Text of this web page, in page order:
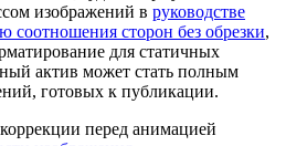
изображений в руководстве
соотношения сторон без обрезки,
для статичных
актив может стать полным
готовых к публикации.
перед анимацией